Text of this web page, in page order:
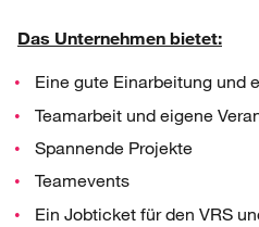
Das Unternehmen bietet:
Eine gute Einarbeitung und
Teamarbeit und eigene
Spannende Projekte
Teamevents
Ein Jobticket für den VRS